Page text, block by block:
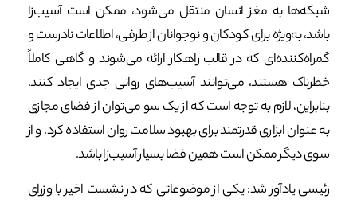
شبکه‌ها به مغز انسان منتقل می‌شود، ممکن است آسیب‌زا
باشد، به‌ویژه برای کودکان و نوجوانان از طرفی، اطلاعات نادرست و
گمراه‌کننده‌ای که در قالب راهکار ارائه می‌شوند و گاهی کاملاً
خطرناک هستند، می‌توانند آسیب‌های روانی جدی ایجاد کنند.
بنابراین، لازم به توجه است که از یک سو می‌توان از فضای مجازی
به عنوان ابزاری قدرتمند برای بهبود سلامت روان استفاده کرد، و از
سوی دیگر ممکن است همین فضا بسیار آسیب‌زا باشد.
رئیسی یادآور شد: یکی از موضوعاتی که در نشست اخیر با وزرای